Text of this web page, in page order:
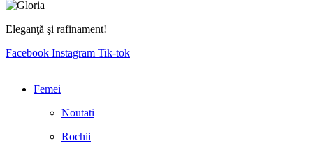
Eleganţă şi rafinament!
Facebook Instagram Tik-tok
Femei
Noutati
Rochii